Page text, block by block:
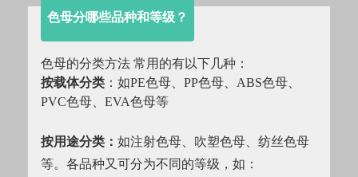
色母分哪些品种和等级？
色母的分类方法 常用的有以下几种：
按载体分类 ：如PE色母、PP色母、ABS色母、
PVC色母、EVA色母等
按用途分类： 如注射色母、吹塑色母、纺丝色母
等。各品种又可分为不同的等级，如：